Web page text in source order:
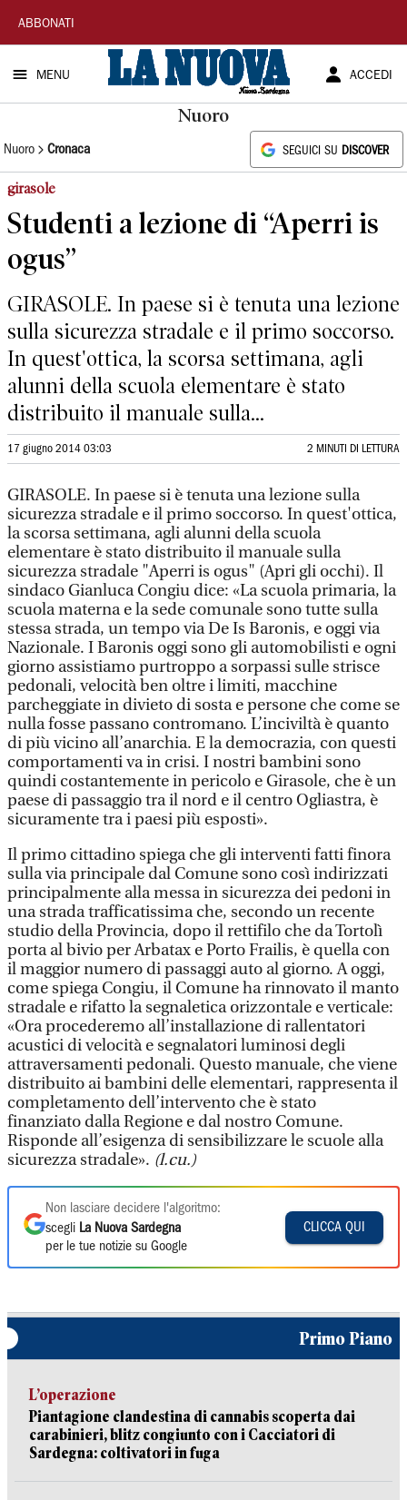
La
Nuova
Sardegna
ABBONATI
MENU ACCEDI
Nuoro
Nuoro Cronaca SEGUICI SU DISCOVER
girasole
Studenti a lezione di “Aperri is
ogus”
GIRASOLE. In paese si è tenuta una lezione
sulla sicurezza stradale e il primo soccorso.
In quest'ottica, la scorsa settimana, agli
alunni della scuola elementare è stato
distribuito il manuale sulla...
17 giugno 2014 03:03 2 MINUTI DI LETTURA
GIRASOLE. In paese si è tenuta una lezione sulla
sicurezza stradale e il primo soccorso. In quest'ottica,
la scorsa settimana, agli alunni della scuola
elementare è stato distribuito il manuale sulla
sicurezza stradale "Aperri is ogus" (Apri gli occhi). Il
sindaco Gianluca Congiu dice: «La scuola primaria, la
scuola materna e la sede comunale sono tutte sulla
stessa strada, un tempo via De Is Baronis, e oggi via
Nazionale. I Baronis oggi sono gli automobilisti e ogni
giorno assistiamo purtroppo a sorpassi sulle strisce
pedonali, velocità ben oltre i limiti, macchine
parcheggiate in divieto di sosta e persone che come se
nulla fosse passano contromano. L’inciviltà è quanto
di più vicino all’anarchia. E la democrazia, con questi
comportamenti va in crisi. I nostri bambini sono
quindi costantemente in pericolo e Girasole, che è un
paese di passaggio tra il nord e il centro Ogliastra, è
sicuramente tra i paesi più esposti».
Il primo cittadino spiega che gli interventi fatti finora
sulla via principale dal Comune sono così indirizzati
principalmente alla messa in sicurezza dei pedoni in
una strada trafficatissima che, secondo un recente
studio della Provincia, dopo il rettifilo che da Tortolì
porta al bivio per Arbatax e Porto Frailis, è quella con
il maggior numero di passaggi auto al giorno. A oggi,
come spiega Congiu, il Comune ha rinnovato il manto
stradale e rifatto la segnaletica orizzontale e verticale:
«Ora procederemo all’installazione di rallentatori
acustici di velocità e segnalatori luminosi degli
attraversamenti pedonali. Questo manuale, che viene
distribuito ai bambini delle elementari, rappresenta il
completamento dell’intervento che è stato
finanziato dalla Regione e dal nostro Comune.
Risponde all’esigenza di sensibilizzare le scuole alla
sicurezza stradale». (l.cu.)
Non lasciare decidere l'algoritmo:
scegli La Nuova Sardegna
per le tue notizie su Google
CLICCA QUI
Primo Piano
L’operazione
Piantagione clandestina di cannabis scoperta dai
carabinieri, blitz congiunto con i Cacciatori di
Sardegna: coltivatori in fuga